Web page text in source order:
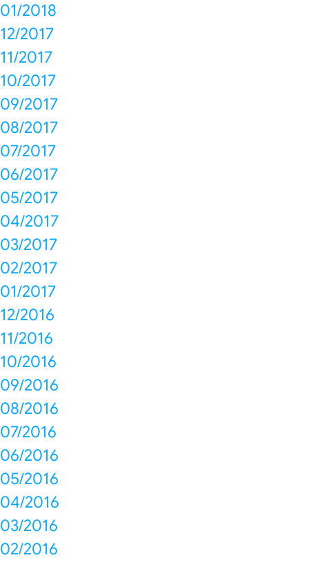
01/2018
12/2017
11/2017
10/2017
09/2017
08/2017
07/2017
06/2017
05/2017
04/2017
03/2017
02/2017
01/2017
12/2016
11/2016
10/2016
09/2016
08/2016
07/2016
06/2016
05/2016
04/2016
03/2016
02/2016